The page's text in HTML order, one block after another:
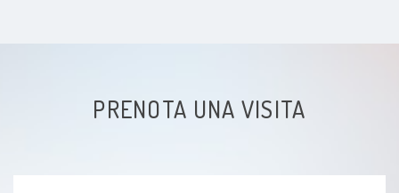
PRENOTA UNA VISITA